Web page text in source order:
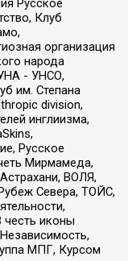
Клуб
организация
народа
- УНСО,
им. Степана
division,
инглиизма,
Русское
Мирмамеда,
ВОЛЯ,
Севера, ТОЙС,
иконы
МПГ, Курсом